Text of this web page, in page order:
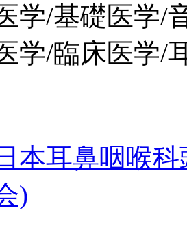
礎医学/音
床医学/耳
本耳鼻咽喉
)